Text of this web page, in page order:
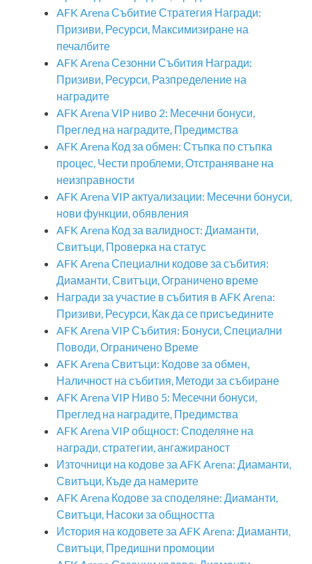
AFK Arena Събитие Стратегия Награди:
Призиви, Ресурси, Максимизиране на
печалбите
AFK Arena Сезонни Събития Награди:
Призиви, Ресурси, Разпределение на
наградите
AFK Arena VIP ниво 2: Месечни бонуси,
Преглед на наградите, Предимства
AFK Arena Код за обмен: Стъпка по стъпка
процес, Чести проблеми, Отстраняване на
неизправности
AFK Arena VIP актуализации: Месечни бонуси,
нови функции, обявления
AFK Arena Код за валидност: Диаманти,
Свитъци, Проверка на статус
AFK Arena Специални кодове за събития:
Диаманти, Свитъци, Ограничено време
Награди за участие в събития в AFK Arena:
Призиви, Ресурси, Как да се присъедините
AFK Arena VIP Събития: Бонуси, Специални
Поводи, Ограничено Време
AFK Arena Свитъци: Кодове за обмен,
Наличност на събития, Методи за събиране
AFK Arena VIP Ниво 5: Месечни бонуси,
Преглед на наградите, Предимства
AFK Arena VIP общност: Споделяне на
награди, стратегии, ангажираност
Източници на кодове за AFK Arena: Диаманти,
Свитъци, Къде да намерите
AFK Arena Кодове за споделяне: Диаманти,
Свитъци, Насоки за общността
История на кодовете за AFK Arena: Диаманти,
Свитъци, Предишни промоции